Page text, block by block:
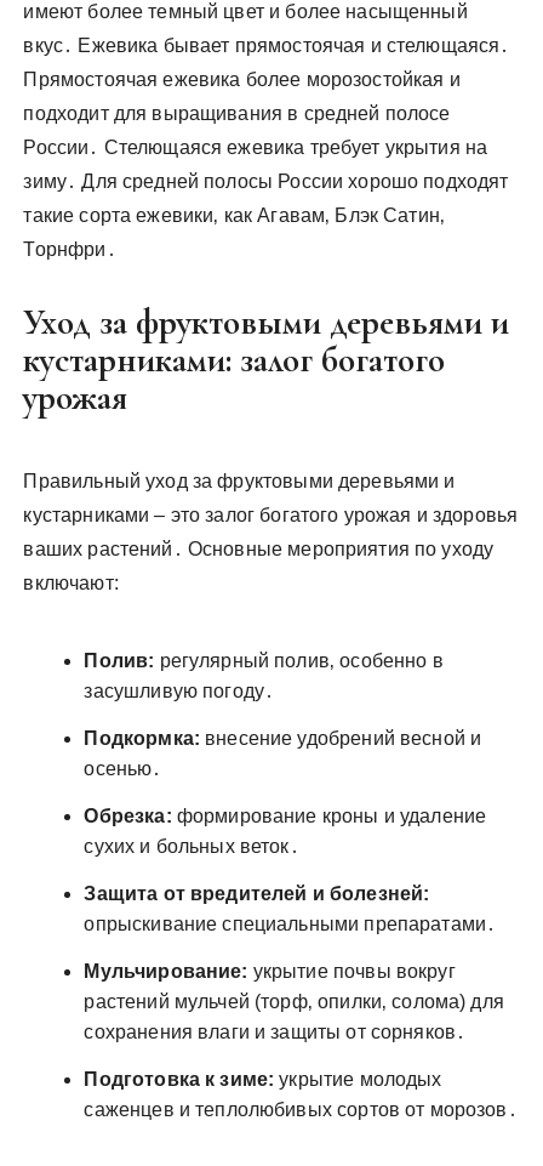
имеют более темный цвет и более насыщенный
вкус․ Ежевика бывает прямостоячая и стелющаяся․
Прямостоячая ежевика более морозостойкая и
подходит для выращивания в средней полосе
России․ Стелющаяся ежевика требует укрытия на
зиму․ Для средней полосы России хорошо подходят
такие сорта ежевики‚ как Агавам‚ Блэк Сатин‚
Торнфри․
Уход за фруктовыми деревьями и
кустарниками: залог богатого
урожая
Правильный уход за фруктовыми деревьями и
кустарниками – это залог богатого урожая и здоровья
ваших растений․ Основные мероприятия по уходу
включают:
Полив: регулярный полив‚ особенно в
засушливую погоду․
Подкормка: внесение удобрений весной и
осенью․
Обрезка: формирование кроны и удаление
сухих и больных веток․
Защита от вредителей и болезней:
опрыскивание специальными препаратами․
Мульчирование: укрытие почвы вокруг
растений мульчей (торф‚ опилки‚ солома) для
сохранения влаги и защиты от сорняков․
Подготовка к зиме: укрытие молодых
саженцев и теплолюбивых сортов от морозов․